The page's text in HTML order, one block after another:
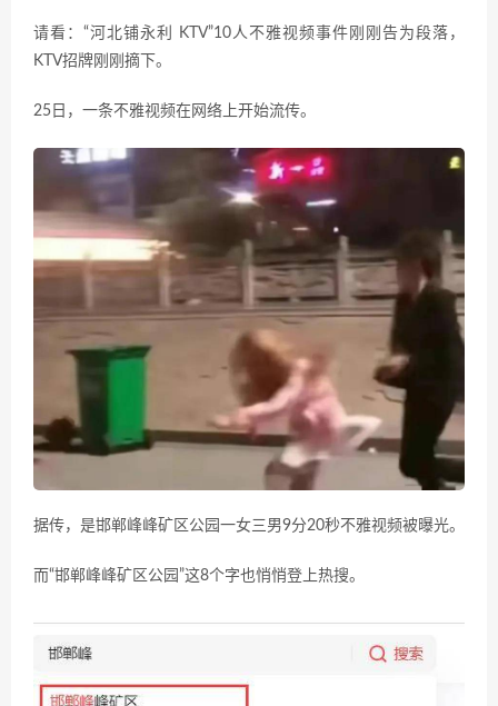
请看：“河北铺永利 KTV”10人不雅视频事件刚刚告为段落，
KTV招牌刚刚摘下。
25日，一条不雅视频在网络上开始流传。
据传，是邯郸峰峰矿区公园一女三男9分20秒不雅视频被曝光。
而“邯郸峰峰矿区公园”这8个字也悄悄登上热搜。